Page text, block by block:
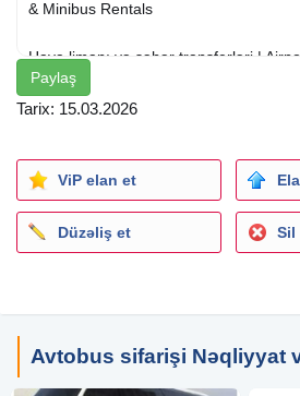
& Minibus Rentals
Hava limanı və şəhər transferləri |
Nəqliyyatlarımız: | Our vehicles:
Travego Mercedes - 50 yer/seat
Setra - 58 yer/seat
Mercedes 403 - 50 yer
İsuzu nova lux - 36 yer
Vitolar -7 yer
Sedan ekanom və businesses
Paylaş
Tarix: 15.03.2026
ViP elan et
Düzəliş et Sil
Avtobus sifarişi Nəqliyyat